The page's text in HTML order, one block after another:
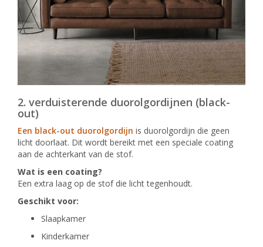
2. verduisterende duorolgordijnen (black-
out)
Een black-out duorolgordijn is duorolgordijn die geen
licht doorlaat. Dit wordt bereikt met een speciale coating
aan de achterkant van de stof.
Wat is een coating?
Een extra laag op de stof die licht tegenhoudt.
Geschikt voor:
Slaapkamer
Kinderkamer